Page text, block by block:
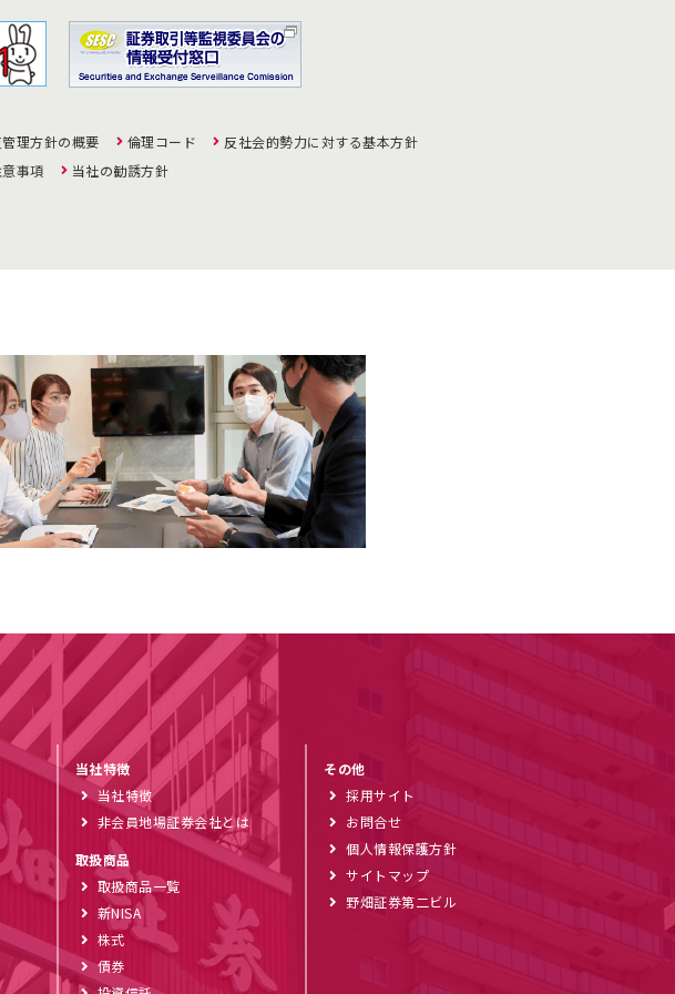
理方針の概要 倫理コード
反社会的勢力に対する基本方針
事項
当社の勧誘方針
当社特徴
当社特徴
非会員地場証券会社とは
取扱商品
取扱商品一覧
新NISA
株式
債券
その他
採用サイト
お問合せ
個人情報保護方針
サイトマップ
野畑証券第二ビル